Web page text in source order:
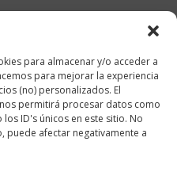
para almacenar y/o acceder a
para mejorar la experiencia
(no) personalizados. El
permitirá procesar datos como
ID's únicos en este sitio. No
puede afectar negativamente a